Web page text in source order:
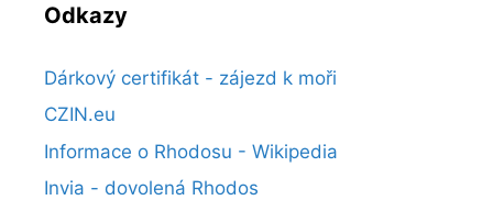
Odkazy
Dárkový certifikát - zájezd k moři
CZIN.eu
Informace o Rhodosu - Wikipedia
Invia - dovolená Rhodos